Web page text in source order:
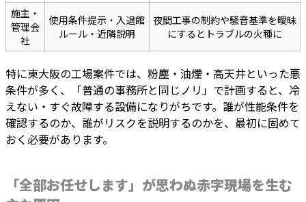
施主・
管理会
社
使用条件提示・入退館
ルール・近隣説明
夜間工事の制約や騒音基準を曖昧
にするとトラブルの火種に
特に東大阪の工場案件では、粉塵・油煙・高天井といった悪
条件が多く、「普通の事務所と同じノリ」で計画すると、冷
えない・すぐ故障する設備になりがちです。誰が性能条件を
確認するのか、誰がリスクを説明するのかを、最初に固めて
おく必要があります。
「全部お任せします」が思わぬ赤字現場を生む